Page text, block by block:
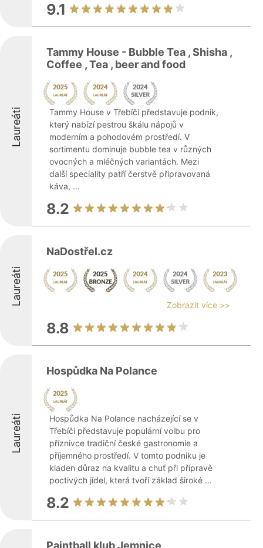
9.1
Laureáti
Tammy House - Bubble Tea , Shisha ,
Coffee , Tea , beer and food
Tammy House v Třebíči představuje podnik,
který nabízí pestrou škálu nápojů v
moderním a pohodovém prostředí. V
sortimentu dominuje bubble tea v různých
ovocných a mléčných variantách. Mezi
další speciality patří čerstvě připravovaná
káva, ...
8.2
Laureáti
NaDostřel.cz
Zobrazit více >>
8.8
Laureáti
Hospůdka Na Polance
Hospůdka Na Polance nacházející se v
Třebíči představuje populární volbu pro
příznivce tradiční české gastronomie a
příjemného prostředí. V tomto podniku je
kladen důraz na kvalitu a chuť při přípravě
poctivých jídel, která tvoří základ široké ...
8.2
Paintball klub Jemnice